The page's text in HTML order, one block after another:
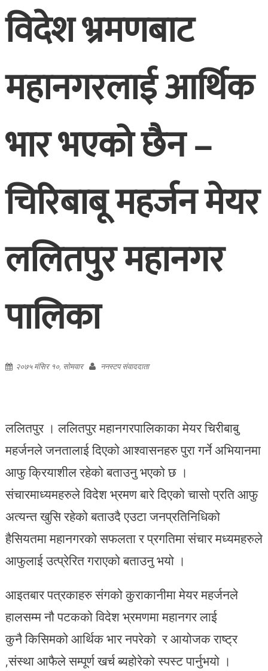
विदेश भ्रमणबाट
महानगरलाई आर्थिक
भार भएको छैन –
चिरिबाबू महर्जन मेयर
ललितपुर महानगर
पालिका
२०७५ मंसिर १०, सोमवार ननस्टप संवाददाता
ललितपुर । ललितपुर महानगरपालिकाका मेयर चिरीबाबु
महर्जनले जनतालाई दिएको आश्वासनहरु पुरा गर्ने अभियानमा
आफु क्रियाशील रहेको बताउनु भएको छ ।
संचारमाध्यमहरुले विदेश भ्रमण बारे दिएको चासो प्रति आफु
अत्यन्त खुसि रहेको बताउदै एउटा जनप्रतिनिधिको
हैसियतमा महानगरको सफलता र प्रगतिमा संचार मध्यमहरुले
आफुलाई उत्प्रेरित गराएको बताउनु भयो ।
आइतबार पत्रकाहरु संगको कुराकानीमा मेयर महर्जनले
हालसम्म नौ पटकको विदेश भ्रमणमा महानगर लाई
कुनै किसिमको आर्थिक भार नपरेको र आयोजक राष्ट्र
,संस्था आफैले सम्पूर्ण खर्च ब्यहोरेको स्पस्ट पार्नुभयो ।